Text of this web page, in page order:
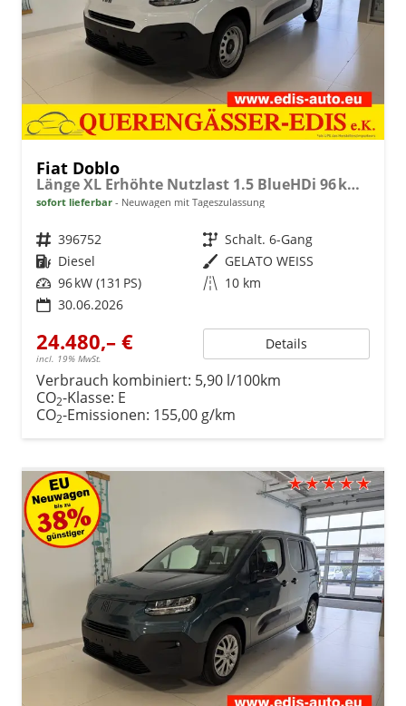
Fiat Doblo
Länge XL Erhöhte Nutzlast 1.5 BlueHDi 96 kW (131 PS) Klimaanlage, Radio, DAB, Einparkhilfe hinten, Rückfahrkamera, Geschwindigkeitsbegrenzer, Verkehrsschilderkennung, 180° Heckflügeltür, Ersatzrad, Laderaumboden aus Gummibelag, uvm.
sofort lieferbar Neuwagen mit Tageszulassung
Fahrzeugnr. 396752 Getriebe Schalt. 6-Gang
Kraftstoff Diesel Außenfarbe GELATO WEISS
Leistung 96 kW (131 PS) Kilometerstand 10 km
30.06.2026
24.480,– €
incl. 19% MwSt.
Details
Verbrauch kombiniert: 5,90 l/100km
CO2-Klasse: E
CO2-Emissionen: 155,00 g/km